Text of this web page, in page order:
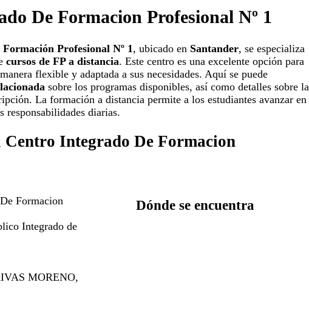
De Formacion Profesional Nº 1
Profesional Nº 1 , ubicado en Santander, se especializa
cursos de FP a distancia. Este centro es una excelente opción para
flexible y adaptada a sus necesidades. Aquí se puede
sobre los programas disponibles, así como detalles sobre la
La formación a distancia permite a los estudiantes avanzar en
responsabilidades diarias.
Integrado De Formacion
Formacion
Integrado de
MORENO,
Dónde se encuentra